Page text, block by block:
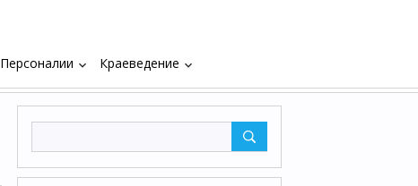
Персоналии keyboard_arrow_down Краеведение keyboard_arrow_down